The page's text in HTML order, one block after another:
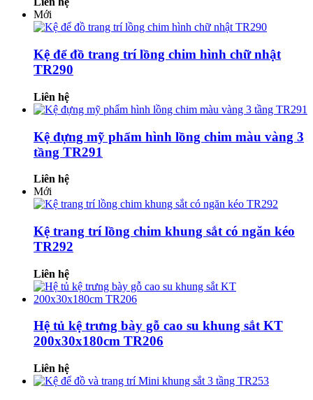
Mới
Kệ để đồ trang trí lồng chim hình chữ nhật
TR290
Liên hệ
Kệ đựng mỹ phẩm hình lồng chim màu vàng 3
tầng TR291
Liên hệ
Mới
Kệ trang trí lồng chim khung sắt có ngăn kéo
TR292
Liên hệ
Hệ tủ kệ trưng bày gỗ cao su khung sắt KT
200x30x180cm TR206
Liên hệ